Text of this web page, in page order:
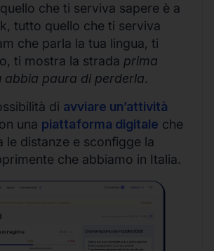
che ti serviva sapere è a
tutto quello che ti serviva
che parla la tua lingua, ti
ti mostra la strada prima
abbia paura di perderla.
di avviare un’attività
una piattaforma digitale che
le distanze e sconfigge la
che abbiamo in Italia.